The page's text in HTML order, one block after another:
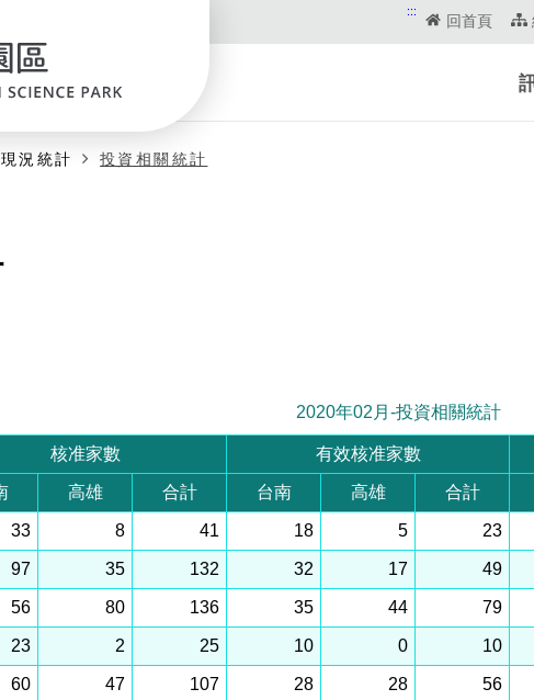
::: 回首頁
現況統計 投資相關統計